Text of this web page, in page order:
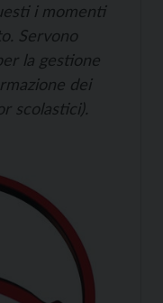
i momenti
Servono
la gestione
dei
scolastici).